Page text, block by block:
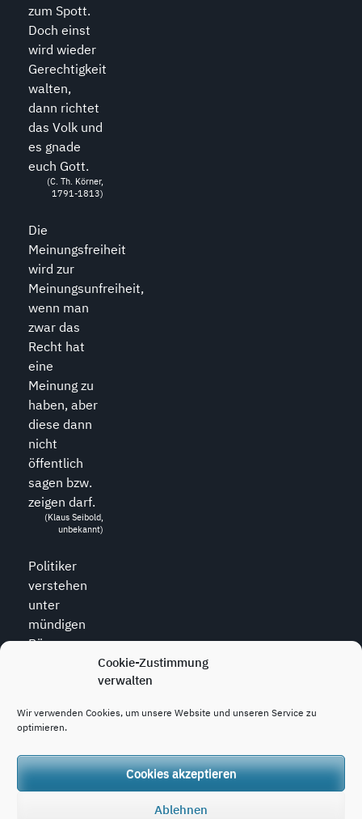
Cookie-Zustimmung
verwalten
Wir verwenden Cookies, um unsere Website und unseren Service zu
optimieren.
Cookies akzeptieren
Ablehnen
zum Spott.
Doch einst
wird wieder
Gerechtigkeit
walten,
dann richtet
das Volk und
es gnade
euch Gott.
(C. Th. Körner,
1791-1813)
Die
Meinungsfreiheit
wird zur
Meinungsunfreiheit,
wenn man
zwar das
Recht hat
eine
Meinung zu
haben, aber
diese dann
nicht
öffentlich
sagen bzw.
zeigen darf.
(Klaus Seibold,
unbekannt)
Politiker
verstehen
unter
mündigen
Bürgern
halten.
dt. Journalist)